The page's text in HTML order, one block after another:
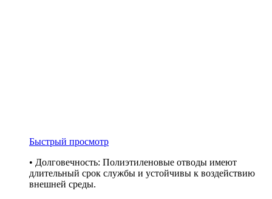
Быстрый просмотр
• Долговечность: Полиэтиленовые отводы имеют
длительный срок службы и устойчивы к воздействию
внешней среды.